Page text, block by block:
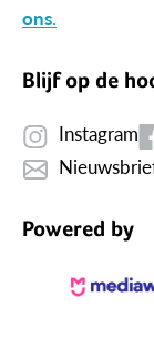
ons.
Blijf op de
Instagram
Powered by